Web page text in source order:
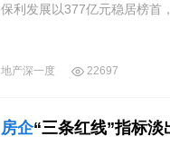
保利发展以377亿元稳居榜首
地产深一度 22697
房企“三条红线”指标淡